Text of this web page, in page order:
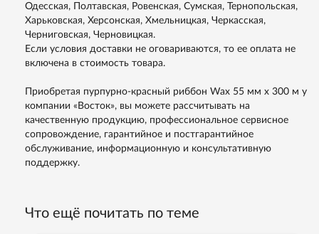
Одесская, Полтавская, Ровенская, Сумская, Тернопольская,
Харьковская, Херсонская, Хмельницкая, Черкасская,
Черниговская, Черновицкая.
Если условия доставки не оговариваются, то ее оплата не
включена в стоимость товара.
Приобретая пурпурно-красный риббон Wax 55 мм х 300 м у
компании «Восток», вы можете рассчитывать на
качественную продукцию, профессиональное сервисное
сопровождение, гарантийное и постгарантийное
обслуживание, информационную и консультативную
поддержку.
Что ещё почитать по теме